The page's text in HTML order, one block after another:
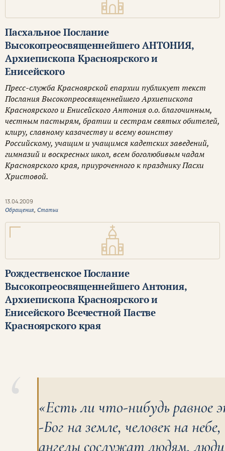
Пасхальное Послание
Высокопреосвященнейшего АНТОНИЯ,
Архиепископа Красноярского и
Енисейского
Пресс-служба Красноярской епархии публикует текст
Послания Высокопреосвященнейшего Архиепископа
Красноярского и Енисейского Антония о.о. благочинным,
честным пастырям, братии и сестрам святых обителей,
клиру, славному казачеству и всему воинству
Российскому, учащим и учащимся кадетских заведений,
гимназий и воскресных школ, всем боголюбивым чадам
Красноярского края, приуроченного к празднику Пасхи
Христовой.
13.04.2009
Обращения, Статьи
Рождественское Послание
Высокопреосвященнейшего Антония,
Архиепископа Красноярского и
Енисейского Всечестной Пастве
Красноярского края
«Есть ли что-нибудь равное
-Бог на земле, человек на небе,
ангелы сослужат людям,